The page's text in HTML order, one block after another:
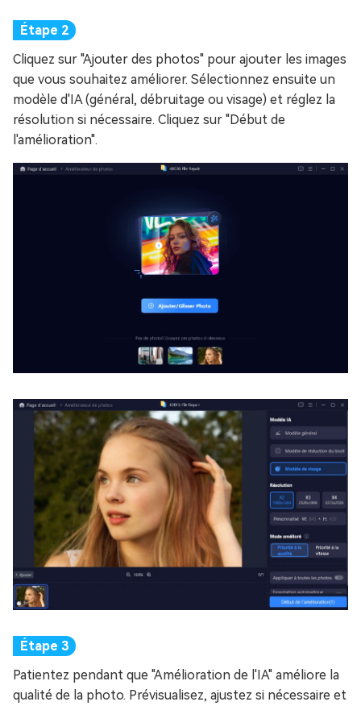
Cliquez sur "Ajouter des photos" pour ajouter les images
que vous souhaitez améliorer. Sélectionnez ensuite un
modèle d'IA (général, débruitage ou visage) et réglez la
résolution si nécessaire. Cliquez sur "Début de
l'amélioration".
Patientez pendant que "Amélioration de l'IA" améliore la
qualité de la photo. Prévisualisez, ajustez si nécessaire et